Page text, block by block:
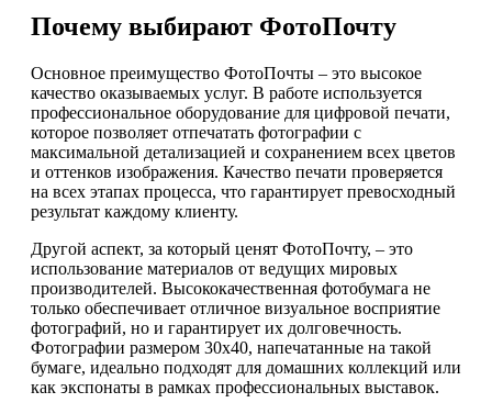
Почему выбирают ФотоПочту
Основное преимущество ФотоПочты – это высокое
качество оказываемых услуг. В работе используется
профессиональное оборудование для цифровой печати,
которое позволяет отпечатать фотографии с
максимальной детализацией и сохранением всех цветов
и оттенков изображения. Качество печати проверяется
на всех этапах процесса, что гарантирует превосходный
результат каждому клиенту.
Другой аспект, за который ценят ФотоПочту, – это
использование материалов от ведущих мировых
производителей. Высококачественная фотобумага не
только обеспечивает отличное визуальное восприятие
фотографий, но и гарантирует их долговечность.
Фотографии размером 30х40, напечатанные на такой
бумаге, идеально подходят для домашних коллекций или
как экспонаты в рамках профессиональных выставок.